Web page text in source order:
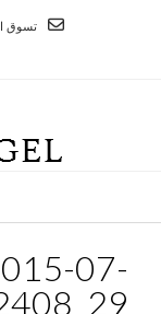
تسوق الآن |
07-